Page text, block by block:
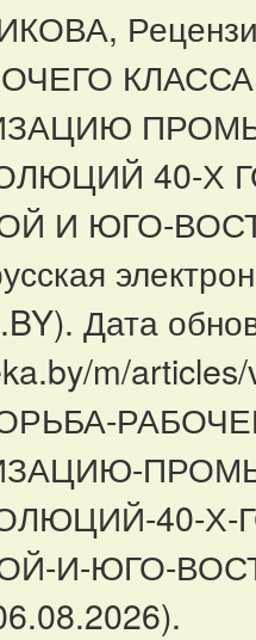
40-Х
И ЮГО-
Дата
m/
40-Х-
И-ЮГО-